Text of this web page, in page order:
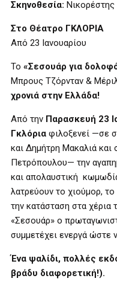
Σκηνοθεσία:
Στο Θέατρο ΓΚΛΟΡΙΑ
Από 23 Ιανουαρίου
Το «Σεσουάρ για
Μπρους Τζόρνταν &
χρονιά στην Ελλάδα!
Από την Παρασκευή 23
Γκλόρια φιλοξενεί —σε
και Δημήτρη Μακαλιά
Πετρόπουλου— την
και απολαυστική
λατρεύουν το χιούμορ,
την κατάσταση στα χέρια
«Σεσουάρ» ο
συμμετέχει ενεργά ώστε
Ένα ψαλίδι, πολλές
βράδυ διαφορετική!).